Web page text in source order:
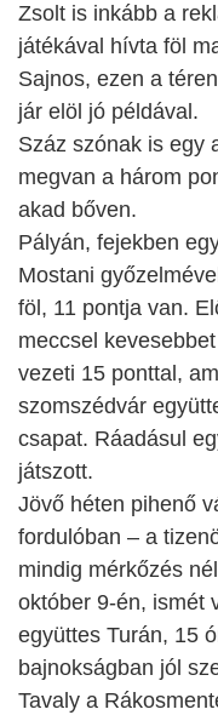
Zsolt is inkább a
játékával hívta föl
Sajnos, ezen a
jár elöl jó példával.
Száz szónak is egy
megvan a három
akad bőven.
Pályán, fejekben
Mostani
föl, 11 pontja van.
meccsel
vezeti 15 ponttal,
szomszédvár
csapat. Ráadásul
játszott.
Jövő héten pihenő
fordulóban – a
mindig mérkőzés
október 9-én, ismét
együttes Turán, 15
bajnokságban jól
Tavaly a